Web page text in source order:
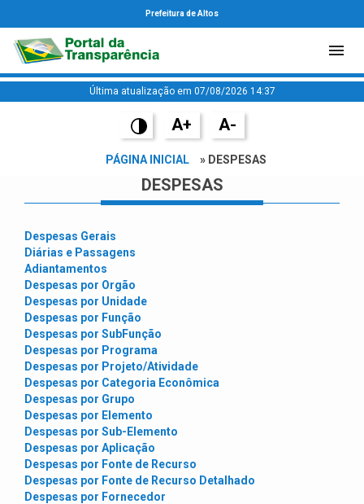
Prefeitura de Altos
Última atualização em 07/08/2026 14:37
A+ A-
PÁGINA INICIAL » DESPESAS
DESPESAS
Despesas Gerais
Diárias e Passagens
Adiantamentos
Despesas por Orgão
Despesas por Unidade
Despesas por Função
Despesas por SubFunção
Despesas por Programa
Despesas por Projeto/Atividade
Despesas por Categoria Econômica
Despesas por Grupo
Despesas por Elemento
Despesas por Sub-Elemento
Despesas por Aplicação
Despesas por Fonte de Recurso
Despesas por Fonte de Recurso Detalhado
Despesas por Fornecedor